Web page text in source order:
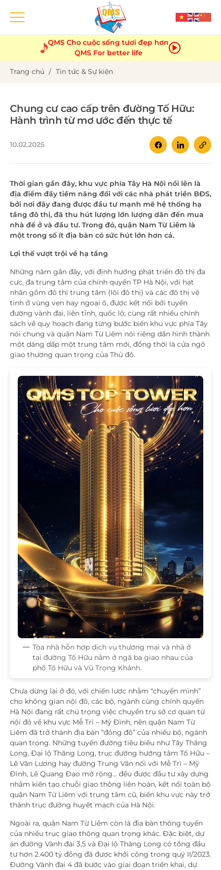
content
QMS Cho cuộc sống tươi đẹp hơn
QMS For better life
Trang chủ / Tin tức & Sự kiện
Chung cư cao cấp trên đường Tố Hữu:
Hành trình từ mơ ước đến thực tế
10.02.2025
Thời gian gần đây, khu vực phía Tây Hà Nội nổi lên là
địa điểm đầy tiềm năng đối với các nhà phát triển BĐS,
bởi nơi đây đang được đầu tư mạnh mẽ hệ thống hạ
tầng đô thị, đã thu hút lượng lớn lượng dân đến mua
nhà để ở và đầu tư. Trong đó, quận Nam Từ Liêm là
một trong số ít địa bàn có sức hút lớn hơn cả.
Lợi thế vượt trội về hạ tầng
Những năm gần đây, với định hướng phát triển đô thị đa
cực, đa trung tâm của chính quyền TP Hà Nội, với hạt
nhân gồm đô thị trung tâm (lõi đô thị) và các đô thị vệ
tinh ở vùng ven hay ngoại ô, được kết nối bởi tuyến
đường vành đai, liên tỉnh, quốc lộ; cùng rất nhiều chính
sách về quy hoạch đang từng bước biến khu vực phía Tây
nói chung và quận Nam Từ Liêm nói riêng dần hình thành
một dáng dấp một trung tâm mới, đồng thời là cửa ngõ
giao thương quan trọng của Thủ đô.
Tòa nhà hỗn hợp dịch vụ thương mại và nhà ở
tại đường Tố Hữu nằm ở ngã ba giao nhau của
phố Tố Hữu và Vũ Trọng Khánh.
Chưa dừng lại ở đó, với chiến lược nhằm “chuyển mình”
cho không gian nội đô, các bộ, ngành cùng chính quyền
Hà Nội đang rất chú trọng việc chuyển trụ sở cơ quan từ
nội đô về khu vực Mễ Trì – Mỹ Đình, nên quận Nam Từ
Liêm đã trở thành địa bàn “đóng đô” của nhiều bộ, ngành
quan trọng. Những tuyến đường tiêu biểu như Tây Thăng
Long, Đại lộ Thăng Long, trục đường hướng tâm Tố Hữu –
Lê Văn Lương hay đường Trung Văn nối với Mễ Trì – Mỹ
Đình, Lê Quang Đạo mở rộng… đều được đầu tư xây dựng
nhằm kiến tạo chuỗi giao thông liên hoàn, kết nối toàn bộ
quận Nam Từ Liêm với trung tâm cũ, biến khu vực này trở
thành trục đường huyết mạch của Hà Nội.
Ngoài ra, quận Nam Từ Liêm còn là địa bàn thông tuyến
của nhiều trục giao thông quan trọng khác. Đặc biệt, dự
án đường Vành đai 3,5 và Đại lộ Thăng Long có tổng đầu
tư hơn 2.400 tỷ đồng đã được khởi công trong quý II/2023.
Đường Vành đai 4 đã bước vào giai đoạn triển khai, dự